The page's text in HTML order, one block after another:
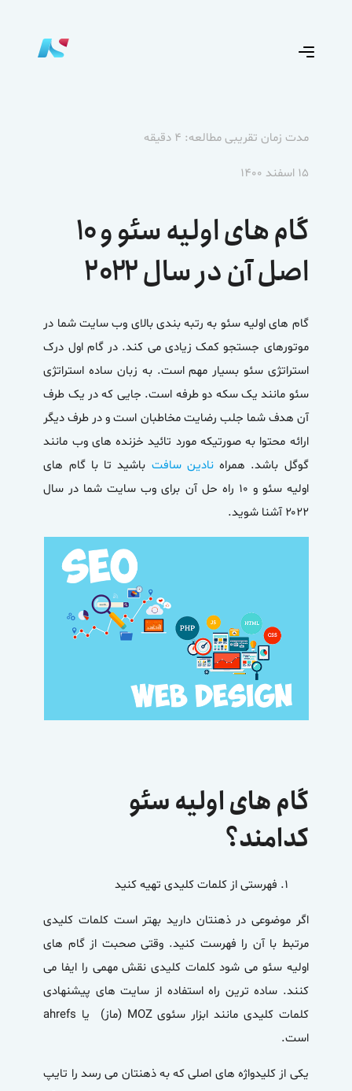
مدت زمان تقریبی مطالعه: ۴ دقیقه
۱۵ اسفند ۱۴۰۰
گام های اولیه سئو و ۱۰
اصل آن در سال ۲۰۲۲
گام های اولیه سئو به رتبه بندی بالای وب سایت شما در
موتورهای جستجو کمک زیادی می کند. در گام اول درک
استراتژی سئو بسیار مهم است. به زبان ساده استراتژی
سئو مانند یک سکه دو طرفه است. جایی که در یک طرف
آن هدف شما جلب رضایت مخاطبان است و در طرف دیگر
ارائه محتوا به صورتیکه مورد تائید خزنده های وب مانند
گوگل باشد. همراهنادین سافت باشید تا با گام های
اولیه سئو و ۱۰ راه حل آن برای وب سایت شما در سال
۲۰۲۲ آشنا شوید.
گام های اولیه سئو
کدامند؟
فهرستی از کلمات کلیدی تهیه کنید
اگر موضوعی در ذهنتان دارید بهتر است کلمات کلیدی
مرتبط با آن را فهرست کنید. وقتی صحبت از گام های
اولیه سئو می شود کلمات کلیدی نقش مهمی را ایفا می
کنند. ساده ترین راه استفاده از سایت های پیشنهادی
کلمات کلیدی مانند ابزار سئوی MOZ (ماز) یا ahrefs
است.
یکی از کلیدواژه های اصلی که به ذهنتان می رسد را تایپ